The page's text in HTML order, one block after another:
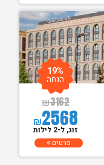
₪3162
₪2568
19%
הנחה
זוג, ל-2 לילות
פרטים